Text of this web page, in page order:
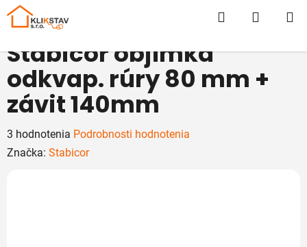
Prejsť
Hľadať
Stabicor objímka
odkvap. rúry 80 mm +
závit 140mm
Priemerné
hodnotenie
3 hodnotenia Podrobnosti hodnotenia
Značka: Stabicor